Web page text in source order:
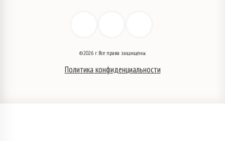
©2026 г. Все права защищены.
Политика конфиденциальности